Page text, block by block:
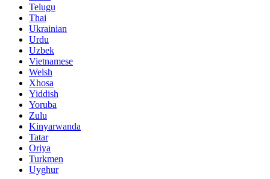
Telugu
Thai
Ukrainian
Urdu
Uzbek
Vietnamese
Welsh
Xhosa
Yiddish
Yoruba
Zulu
Kinyarwanda
Tatar
Oriya
Turkmen
Uyghur